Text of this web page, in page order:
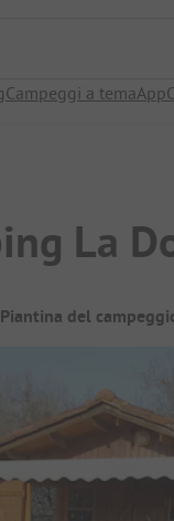
Campeggi a temaApp
La
Piantina del